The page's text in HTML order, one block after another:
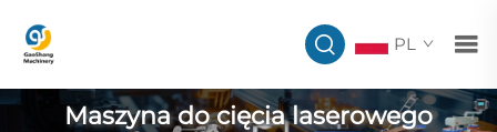
PL
Maszyna do cięcia laserowego